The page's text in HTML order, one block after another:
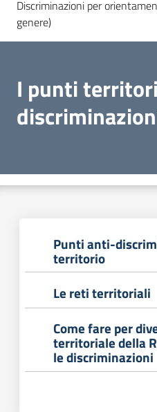
Discriminazioni per
genere)
I punti
Punti anti-
territorio
Le reti territoriali
Come fare per
territoriale della
le discriminazioni